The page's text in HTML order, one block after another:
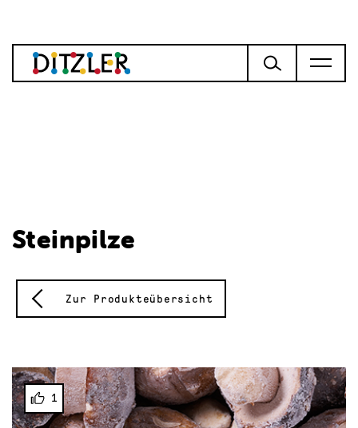
Steinpilze
Zur Produkteübersicht
1